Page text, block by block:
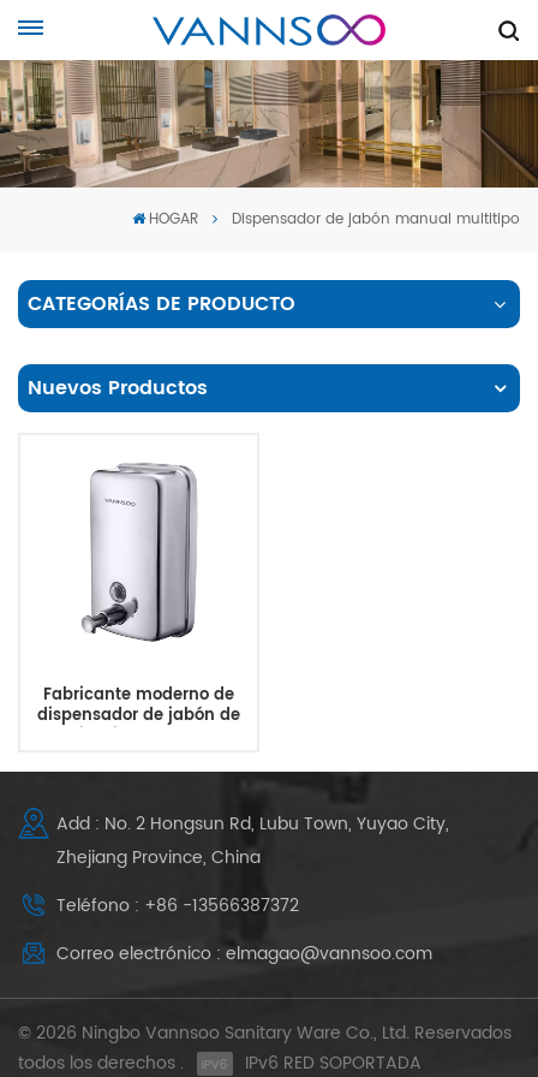
HOGAR Dispensador de jabón manual multitipo
CATEGORÍAS DE PRODUCTO
Nuevos Productos
Fabricante moderno de
dispensador de jabón de
acero inoxidable de 800 ml
Add : No. 2 Hongsun Rd, Lubu Town, Yuyao City,
Zhejiang Province, China
Teléfono : +86 -13566387372
Correo electrónico : elmagao@vannsoo.com
© 2026 Ningbo Vannsoo Sanitary Ware Co., Ltd. Reservados
todos los derechos .
IPv6 RED SOPORTADA